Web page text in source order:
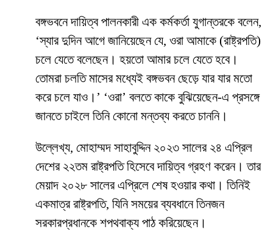
বঙ্গভবনে দায়িত্ব পালনকারী এক কর্মকর্তা যুগান্তরকে বলেন,
‘স্যার দুদিন আগে জানিয়েছেন যে, ওরা আমাকে (রাষ্ট্রপতি)
চলে যেতে বলেছেন। হয়তো আমার চলে যেতে হবে।
তোমরা চলতি মাসের মধ্যেই বঙ্গভবন ছেড়ে যার যার মতো
করে চলে যাও।’ ‘ওরা’ বলতে কাকে বুঝিয়েছেন-এ প্রসঙ্গে
জানতে চাইলে তিনি কোনো মন্তব্য করতে চাননি।
উল্লেখ্য, মোহাম্মদ সাহাবুদ্দিন ২০২৩ সালের ২৪ এপ্রিল
দেশের ২২তম রাষ্ট্রপতি হিসেবে দায়িত্ব গ্রহণ করেন। তার
মেয়াদ ২০২৮ সালের এপ্রিলে শেষ হওয়ার কথা। তিনিই
একমাত্র রাষ্ট্রপতি, যিনি সময়ের ব্যবধানে তিনজন
সরকারপ্রধানকে শপথবাক্য পাঠ করিয়েছেন।